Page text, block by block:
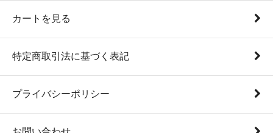
カートを見る
特定商取引法に基づく表記
プライバシーポリシー